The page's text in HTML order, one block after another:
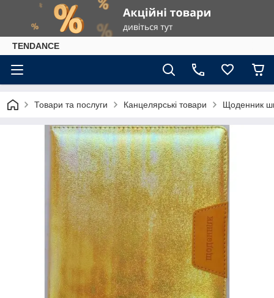
TENDANCE
Товари та послуги Канцелярські товари Щоденник